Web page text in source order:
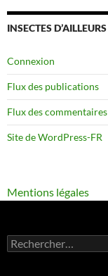
INSECTES D’AILLEURS
Connexion
Flux des publications
Flux des commentaires
Site de WordPress-FR
Mentions légales
Rechercher :